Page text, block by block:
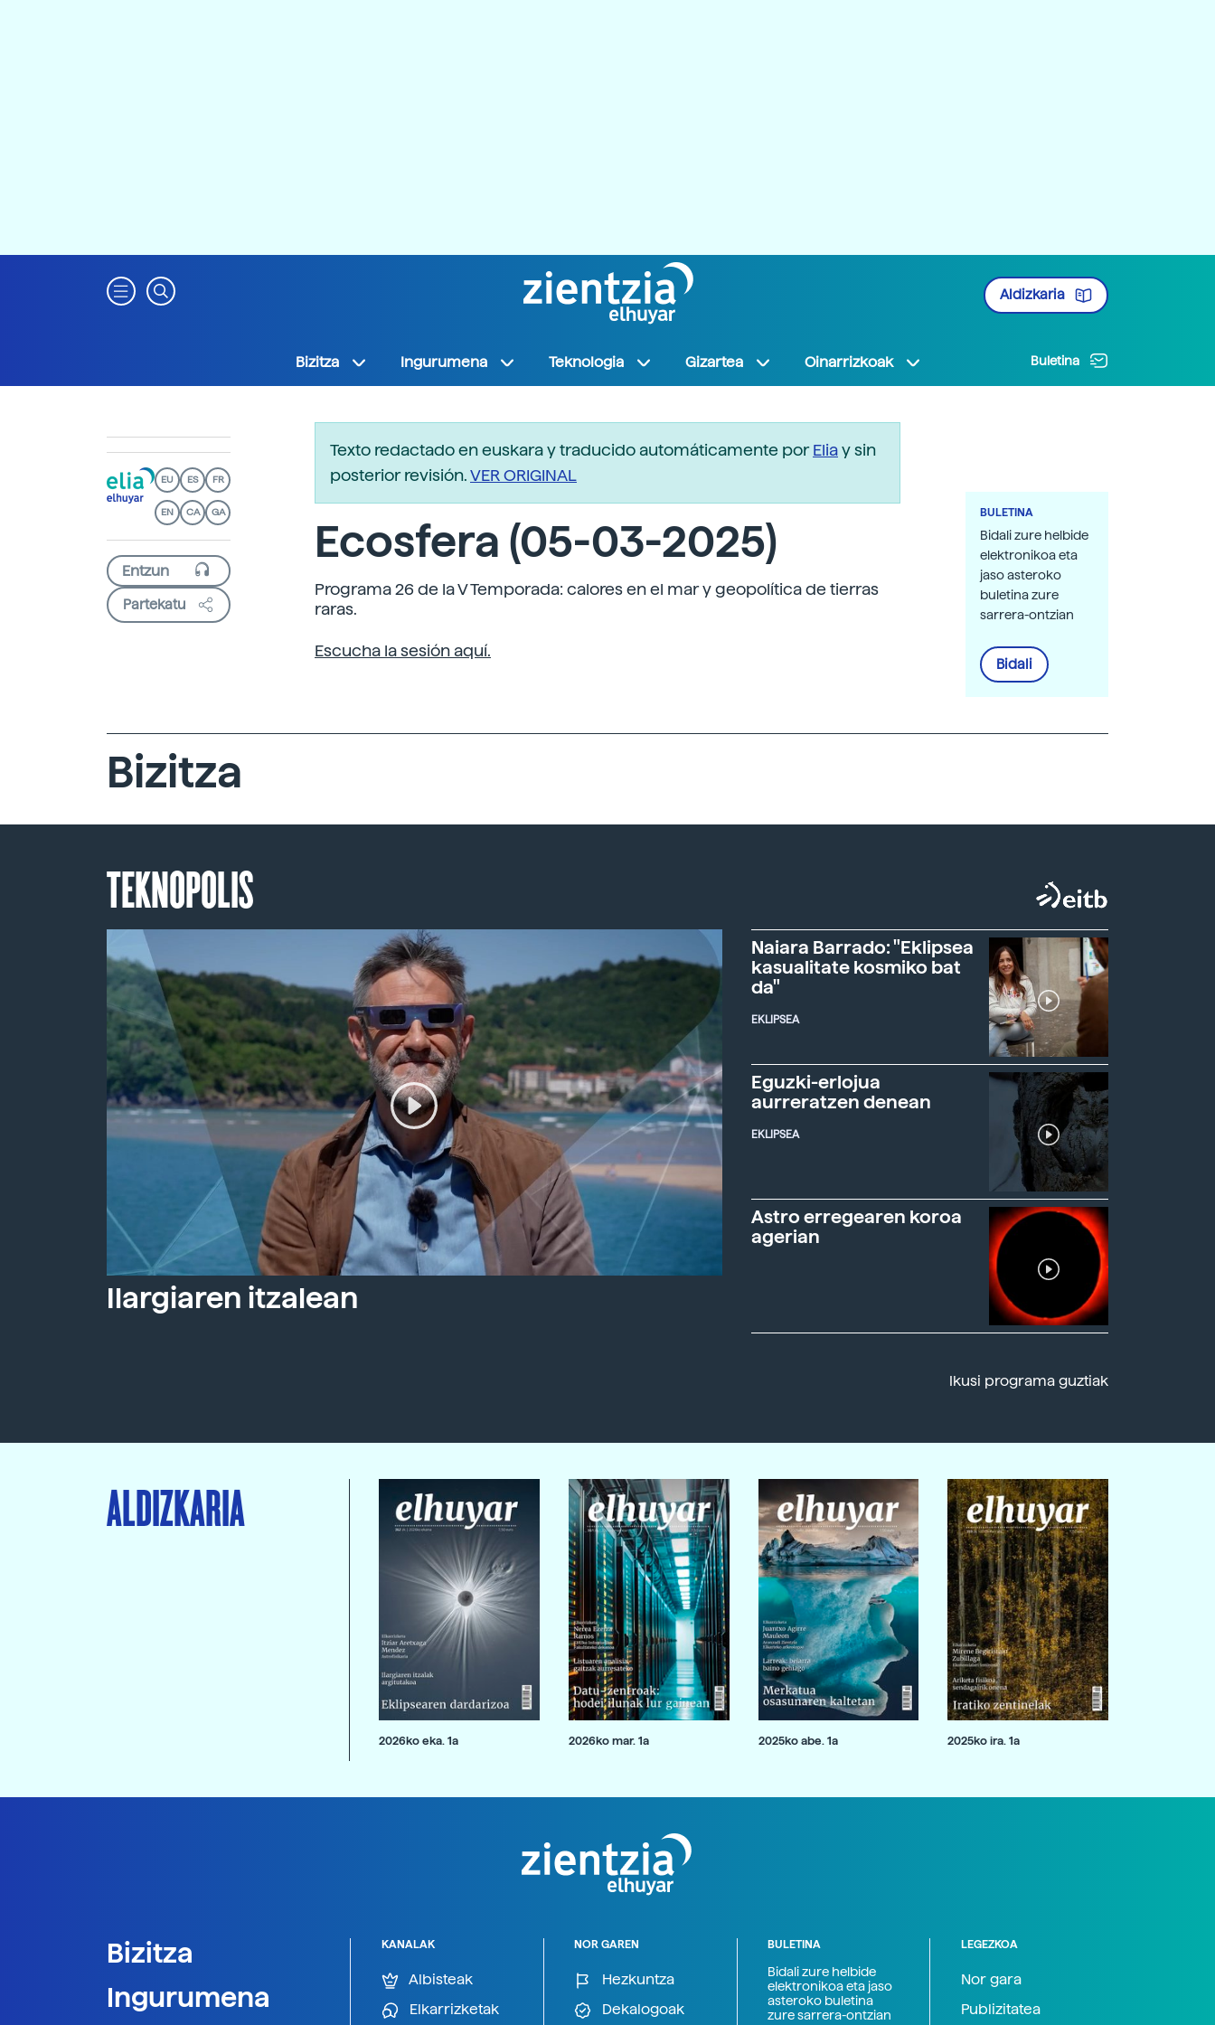
Aldizkaria
Bizitza Ingurumena Teknologia Gizartea Oinarrizkoak Buletina
EU ES FR
EN CA GA
Partekatu
Texto redactado en euskara y traducido automáticamente porEliay sin
posterior revisión.VER ORIGINAL
Ecosfera (05-03-2025)
Programa 26 de la V Temporada: calores en el mar y geopolítica de tierras
raras.
Escucha la sesión aquí.
BULETINA
Bidali zure helbide
elektronikoa eta
jaso asteroko
buletina zure
sarrera-ontzian
Bidali
Bizitza
TEKNOPOLIS
Ilargiaren itzalean
Naiara Barrado: "Eklipsea
kasualitate kosmiko bat
da"
EKLIPSEA
Eguzki-erlojua
aurreratzen denean
EKLIPSEA
Astro erregearen koroa
agerian
Ikusi programa guztiak
ALDIZKARIA
2026ko eka. 1a 2026ko mar. 1a 2025ko abe. 1a 2025ko ira. 1a
Bizitza
Ingurumena
KANALAK
Albisteak
Elkarrizketak
NOR GAREN
Hezkuntza
Dekalogoak
BULETINA
Bidali zure helbide
elektronikoa eta jaso
asteroko buletina
zure sarrera-ontzian
LEGEZKOA
Nor gara
Publizitatea